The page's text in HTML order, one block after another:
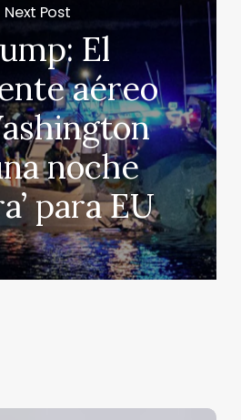
Next Post
El
aéreo
noche
para EU